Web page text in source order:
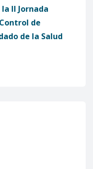
II Jornada
de
de la Salud